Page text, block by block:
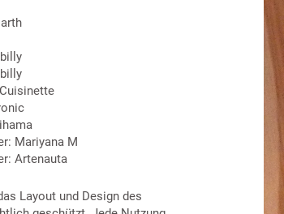
Mariyana M
Artenauta
Layout und Design des